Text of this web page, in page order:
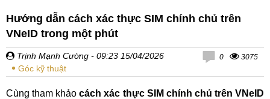
Hướng dẫn cách xác thực SIM chính chủ trên
VNeID trong một phút
Trịnh Mạnh Cường - 09:23 15/04/2026
Góc kỹ thuật
0 3075
Cùng tham khảocách xác thực SIM chính chủ trên VNeID